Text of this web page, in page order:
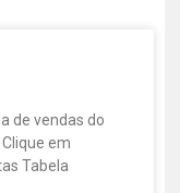
de vendas do
em
Tabela